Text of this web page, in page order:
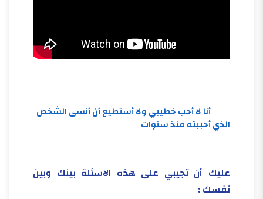
أنا لا أحب خطيبي ولا أستطيع أن أنسى الشخص
الذي أحببته منذ سنوات
عليك أن تجيبي على هذه الاسئلة بينك وبين
نفسك :